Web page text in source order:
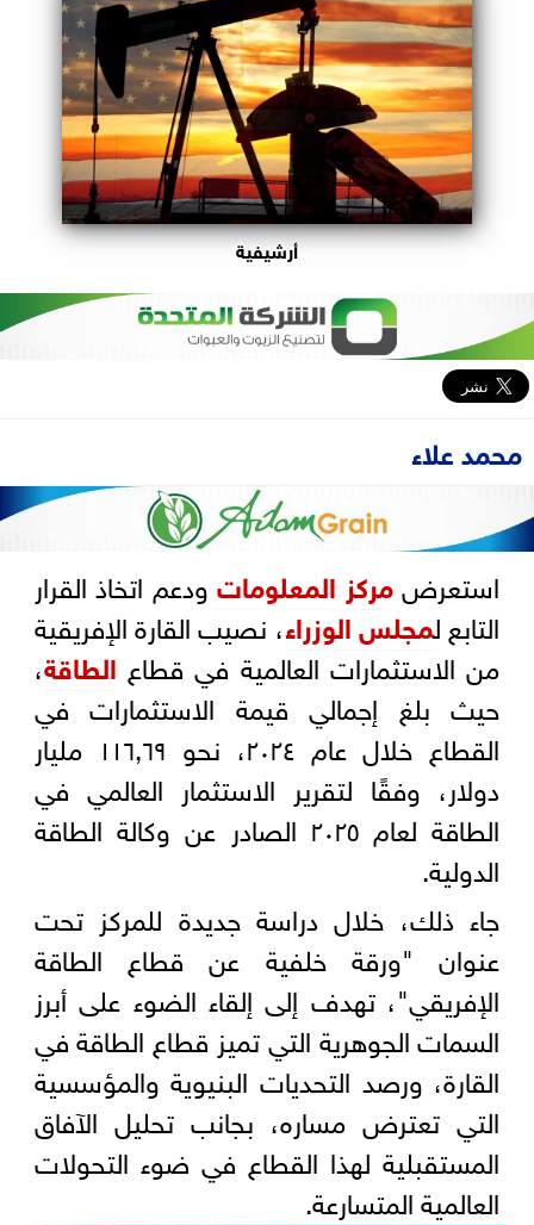
أرشيفية
محمد علاء
استعرضمركز المعلوماتودعم اتخاذ القرار
التابع لمجلس الوزراء، نصيب القارة الإفريقية
من الاستثمارات العالمية في قطاع الطاقة،
حيث بلغ إجمالي قيمة الاستثمارات في
القطاع خلال عام ٢٠٢٤، نحو ١١٦,٦٩ مليار
دولار، وفقًا لتقرير الاستثمار العالمي في
الطاقة لعام ٢٠٢٥ الصادر عن وكالة الطاقة
الدولية.
جاء ذلك، خلال دراسة جديدة للمركز تحت
عنوان "ورقة خلفية عن قطاع الطاقة
الإفريقي"، تهدف إلى إلقاء الضوء على أبرز
السمات الجوهرية التي تميز قطاع الطاقة في
القارة، ورصد التحديات البنيوية والمؤسسية
التي تعترض مساره، بجانب تحليل الآفاق
المستقبلية لهذا القطاع في ضوء التحولات
العالمية المتسارعة.